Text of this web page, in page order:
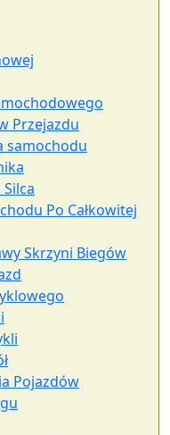
Przejazdu
samochodu
Po Całkowitej
Skrzyni Biegów
Pojazdów